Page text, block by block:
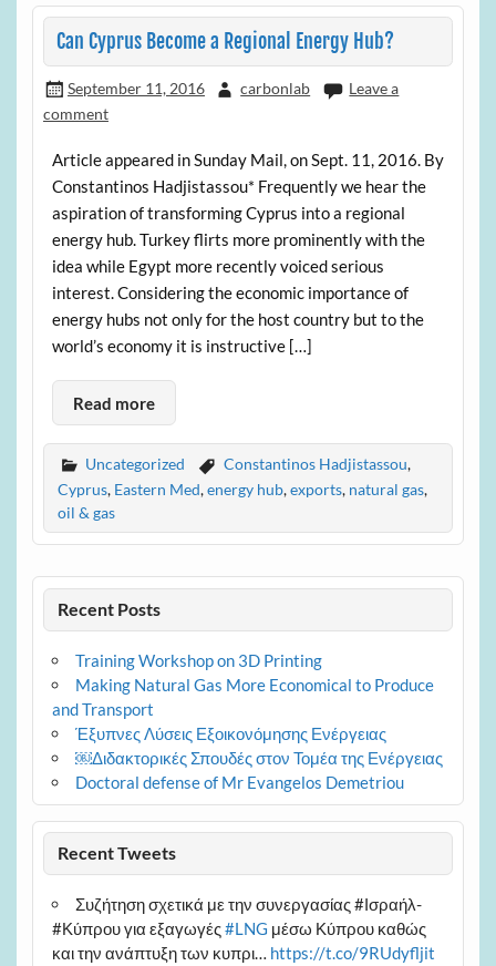
Can Cyprus Become a Regional Energy Hub?
September 11, 2016 carbonlab
Leave a
comment
Article appeared in Sunday Mail, on Sept. 11, 2016. By
Constantinos Hadjistassou* Frequently we hear the
aspiration of transforming Cyprus into a regional
energy hub. Turkey flirts more prominently with the
idea while Egypt more recently voiced serious
interest. Considering the economic importance of
energy hubs not only for the host country but to the
world’s economy it is instructive […]
Read more
Uncategorized Constantinos Hadjistassou,
Cyprus, Eastern Med,energy hub,exports, natural gas,
oil & gas
Recent Posts
Training Workshop on 3D Printing
Making Natural Gas More Economical to Produce
and Transport
Έξυπνες Λύσεις Εξοικονόμησης Ενέργειας
￼Διδακτορικές Σπουδές στον Τομέα της Ενέργειας
Doctoral defense of Mr Evangelos Demetriou
Recent Tweets
Συζήτηση σχετικά με την συνεργασίας #Ισραήλ-
#Κύπρου για εξαγωγές#LNG μέσω Κύπρου καθώς
και την ανάπτυξη των κυπρι… https://t.co/9RUdyfljit